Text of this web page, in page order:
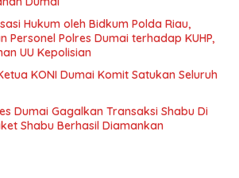
Hukum oleh Bidkum Polda Riau,
Personel Polres Dumai terhadap KUHP,
UU Kepolisian
KONI Dumai Komit Satukan Seluruh
Dumai Gagalkan Transaksi Shabu Di
Shabu Berhasil Diamankan